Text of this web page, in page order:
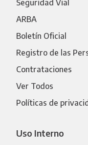
Seguridad Vial
ARBA
Boletín Oficial
Registro de las
Contrataciones
Ver Todos
Políticas de
Uso Interno